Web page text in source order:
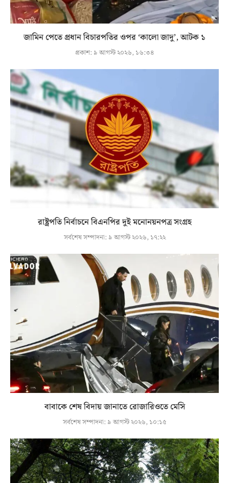
জামিন পেতে প্রধান বিচারপতির ওপর ‘কালো জাদু’, আটক ১
প্রকাশ: ৯ আগস্ট ২০২৬, ১৬:৩৪
রাষ্ট্রপতি নির্বাচনে বিএনপির দুই মনোনয়নপত্র সংগ্রহ
সর্বশেষ সম্পাদনা: ৯ আগস্ট ২০২৬, ১৭:২২
বাবাকে শেষ বিদায় জানাতে রোজারিওতে মেসি
সর্বশেষ সম্পাদনা: ৯ আগস্ট ২০২৬, ১০:১৫